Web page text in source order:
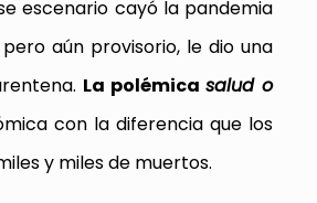
escenario cayó la pandemia
aún provisorio, le dio una
La polémicasalud o
con la diferencia que los
y miles de muertos.